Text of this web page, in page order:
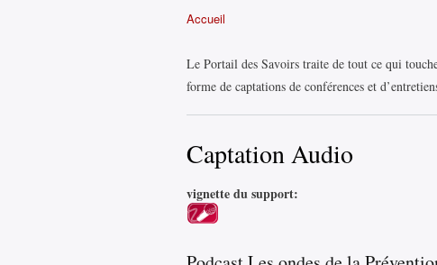
Accueil
Le Portail des Savoirs traite de tout ce qui
forme de captations de conférences et
Captation Audio
vignette du support: